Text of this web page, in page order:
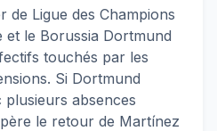
de Ligue des Champions
et le Borussia Dortmund
touchés par les
Si Dortmund
absences
le retour de Martínez